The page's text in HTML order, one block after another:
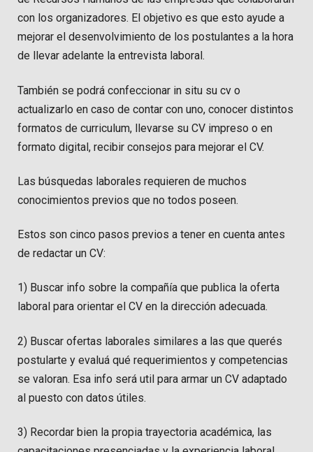
con los organizadores. El objetivo es que esto ayude a
mejorar el desenvolvimiento de los postulantes a la hora
de llevar adelante la entrevista laboral.
También se podrá confeccionar in situ su cv o
actualizarlo en caso de contar con uno, conocer distintos
formatos de curriculum, llevarse su CV impreso o en
formato digital, recibir consejos para mejorar el CV.
Las búsquedas laborales requieren de muchos
conocimientos previos que no todos poseen.
Estos son cinco pasos previos a tener en cuenta antes
de redactar un CV:
1) Buscar info sobre la compañía que publica la oferta
laboral para orientar el CV en la dirección adecuada.
2) Buscar ofertas laborales similares a las que querés
postularte y evaluá qué requerimientos y competencias
se valoran. Esa info será util para armar un CV adaptado
al puesto con datos útiles.
3) Recordar bien la propia trayectoria académica, las